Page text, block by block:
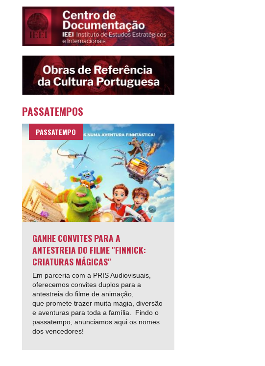
PASSATEMPOS
PASSATEMPO
GANHE CONVITES PARA A
ANTESTREIA DO FILME "FINNICK:
CRIATURAS MÁGICAS"
Em parceria com a PRIS Audiovisuais,
oferecemos convites duplos para a
antestreia do filme de animação,
que promete trazer muita magia, diversão
e aventuras para toda a família. Findo o
passatempo, anunciamos aqui os nomes
dos vencedores!